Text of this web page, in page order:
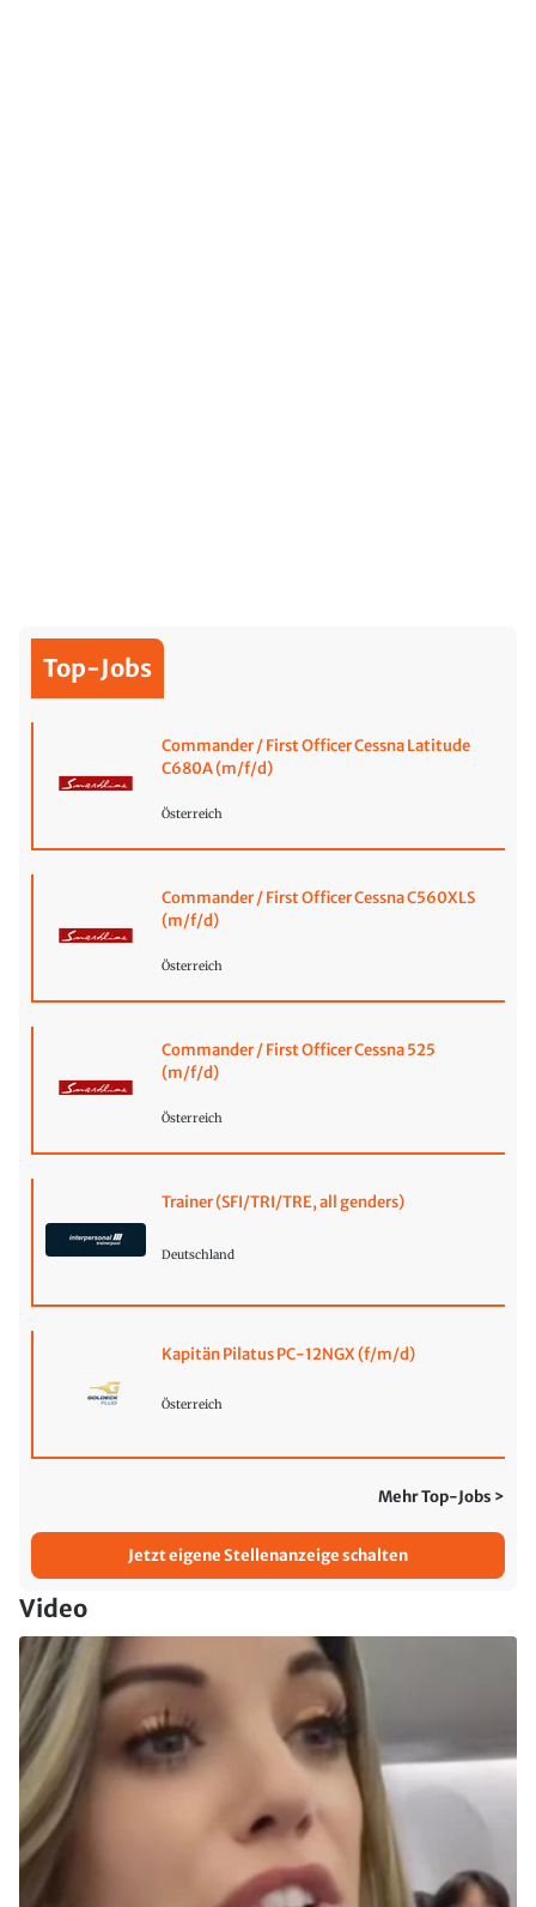
Top-Jobs
Commander / First Officer Cessna Latitude
C680A (m/f/d)
Österreich
Commander / First Officer Cessna C560XLS
(m/f/d)
Österreich
Commander / First Officer Cessna 525
(m/f/d)
Österreich
Trainer (SFI/TRI/TRE, all genders)
Deutschland
Kapitän Pilatus PC-12NGX (f/m/d)
Österreich
Mehr Top-Jobs >
Jetzt eigene Stellenanzeige schalten
Video